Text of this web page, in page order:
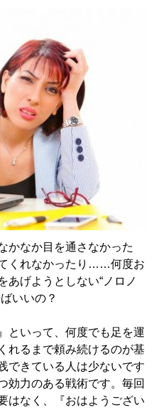
かなか目を通さなかった
くれなかったり……何度お
あげようとしない“ノロノ
いいの？
といって、何度でも足を運
れるまで頼み続けるのが基
できている人は少ないです
効力のある戦術です。毎回
はなく、『おはようござい